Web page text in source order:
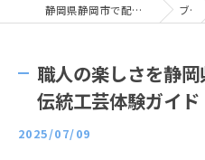
静岡県静岡市で配管工の求人なら有限会社長島設備 ブログ
職人の楽しさを静
伝統工芸体験ガイド
2025/07/09